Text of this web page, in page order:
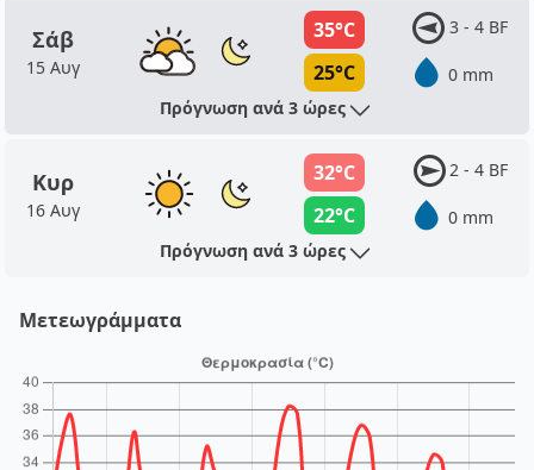
Σάβ
15 Αυγ
35°C
25°C
3 - 4 BF
0 mm
Πρόγνωση ανά 3 ώρες
Κυρ
16 Αυγ
32°C
22°C
2 - 4 BF
0 mm
Πρόγνωση ανά 3 ώρες
Μετεωγράμματα